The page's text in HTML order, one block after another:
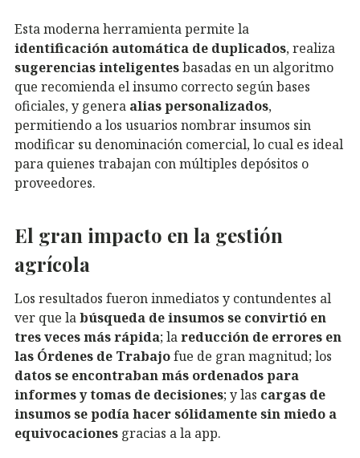
Esta moderna herramienta permite la
identificación automática de duplicados, realiza
sugerencias inteligentesbasadas en un algoritmo
que recomienda el insumo correcto según bases
oficiales, y genera alias personalizados,
permitiendo a los usuarios nombrar insumos sin
modificar su denominación comercial, lo cual es ideal
para quienes trabajan con múltiples depósitos o
proveedores.
El gran impacto en la gestión
agrícola
Los resultados fueron inmediatos y contundentes al
ver que la búsqueda de insumos se convirtió en
tres veces más rápida; la reducción de errores en
las Órdenes de Trabajofue de gran magnitud; los
datos se encontraban más ordenados para
informes y tomas de decisiones; y las cargas de
insumos se podía hacer sólidamente sin miedo a
equivocaciones gracias a la app.